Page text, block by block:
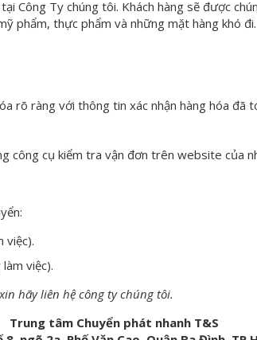
Công Ty chúng tôi. Khách hàng sẽ được
phẩm, thực phẩm và những mặt hàng khó đi.
rõ ràng với thông tin xác nhận hàng hóa đã
công cụ kiểm tra vận đơn trên website của
việc).
việc).
hãy liên hệ công ty chúng tôi.
Trung tâm Chuyển phát nhanh T&S